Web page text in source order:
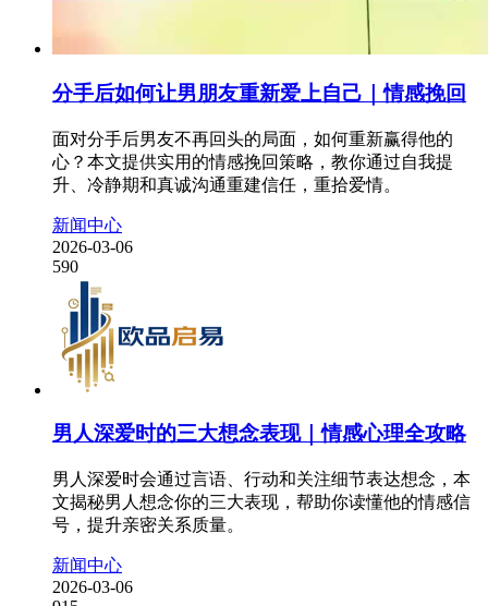
分手后如何让男朋友重新爱上自己｜情感挽回
面对分手后男友不再回头的局面，如何重新赢得他的
心？本文提供实用的情感挽回策略，教你通过自我提
升、冷静期和真诚沟通重建信任，重拾爱情。
新闻中心
2026-03-06
590
男人深爱时的三大想念表现｜情感心理全攻略
男人深爱时会通过言语、行动和关注细节表达想念，本
文揭秘男人想念你的三大表现，帮助你读懂他的情感信
号，提升亲密关系质量。
新闻中心
2026-03-06